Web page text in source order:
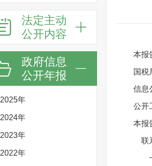
法定主动
公开内容
政府信息
公开年报
2025年
2024年
2023年
2022年
本报
国税
信息
公
本报
联
一